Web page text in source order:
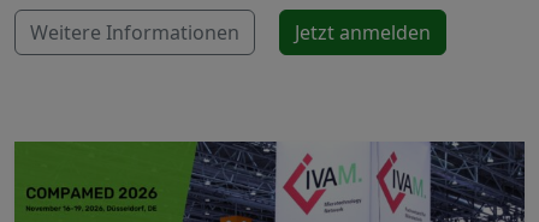
Weitere Informationen Jetzt anmelden